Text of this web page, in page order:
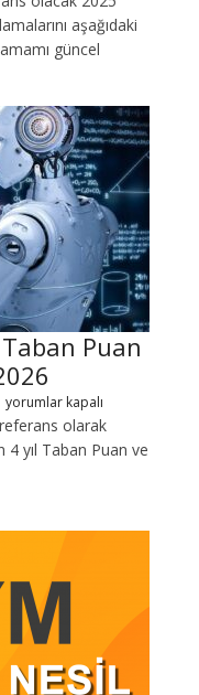
aşağıdaki
güncel
Puan
yorumlar kapalı
referans olarak
4 yıl Taban Puan ve